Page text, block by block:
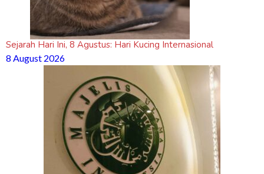
Sejarah Hari Ini, 8 Agustus: Hari Kucing Internasional
8 August 2026